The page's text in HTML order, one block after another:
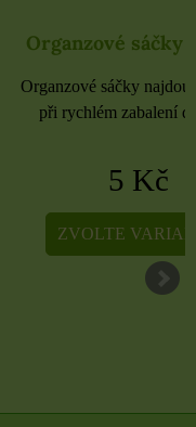
Organzové sáčky
Organzové sáčky najdou
při rychlém zabalení
5 Kč
ZVOLTE